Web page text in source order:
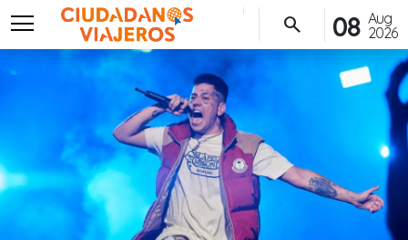
menu
Aug
2026
08
search